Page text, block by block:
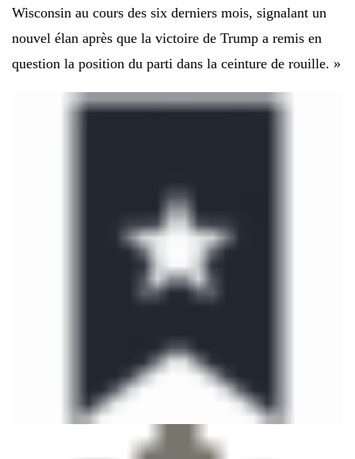
Wisconsin au cours des six derniers mois, signalant un
nouvel élan après que la victoire de Trump a remis en
question la position du parti dans la ceinture de rouille. »